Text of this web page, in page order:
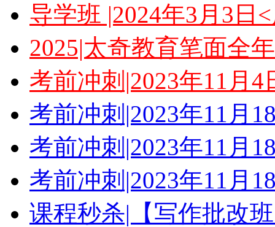
导学班 |2024年3月3日
2025|太奇教育笔面全
考前冲刺|2023年11月
考前冲刺|2023年11月
考前冲刺|2023年11月
考前冲刺|2023年11月
课程秒杀|【写作批改